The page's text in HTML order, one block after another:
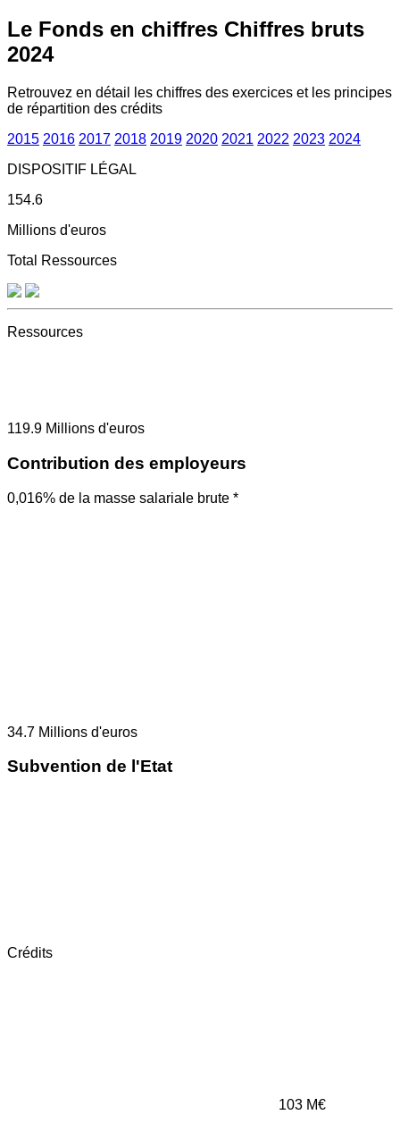
Le Fonds en chiffres Chiffres bruts
2024
Retrouvez en détail les chiffres des exercices et les principes
de répartition des crédits
2015 2016 2017 2018 2019 2020 2021 2022 2023 2024
DISPOSITIF LÉGAL
154.6
Millions d'euros
Total Ressources
Ressources
119.9 Millions d'euros
Contribution des employeurs
0,016% de la masse salariale brute *
34.7 Millions d'euros
Subvention de l'Etat
Crédits
103 M€